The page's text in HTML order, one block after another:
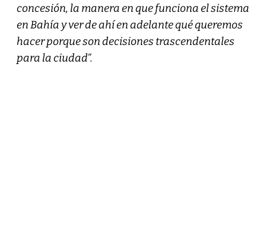
concesión, la manera en que funciona el sistema
en Bahía y ver de ahí en adelante qué queremos
hacer porque son decisiones trascendentales
para la ciudad”.